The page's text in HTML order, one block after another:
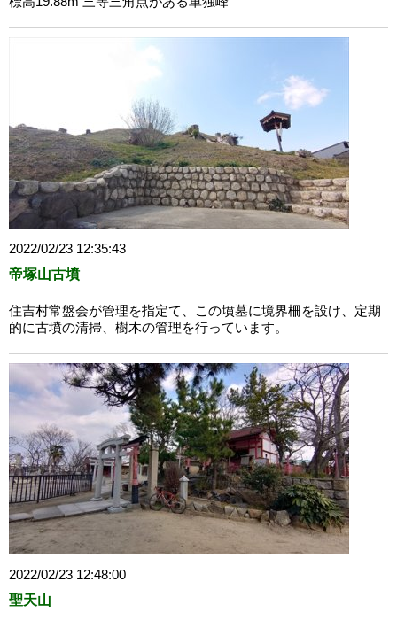
2022/02/23 12:35:43
帝塚山古墳
住吉村常盤会が管理を指定て、この墳墓に境界柵を設け、定期
的に古墳の清掃、樹木の管理を行っています。
2022/02/23 12:48:00
聖天山